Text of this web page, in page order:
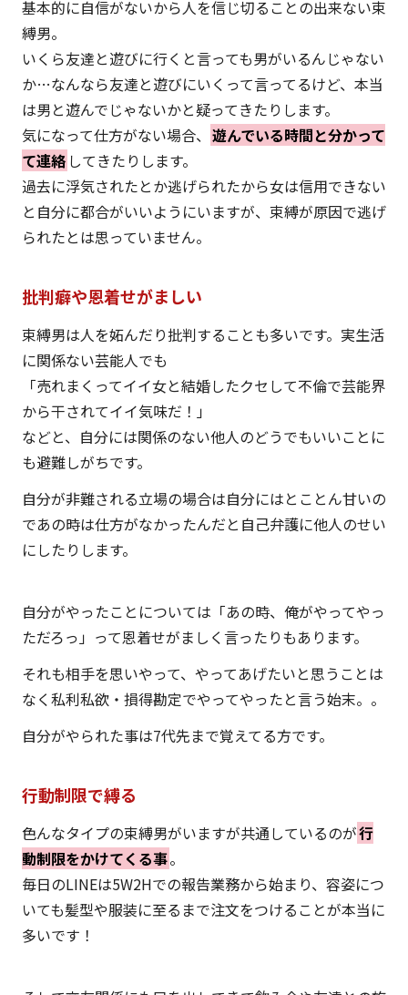
基本的に自信がないから人を信じ切ることの出来ない束
縛男。
いくら友達と遊びに行くと言っても男がいるんじゃない
か…なんなら友達と遊びにいくって言ってるけど、本当
は男と遊んでじゃないかと疑ってきたりします。
気になって仕方がない場合、 遊んでいる時間と分かって
て連絡 してきたりします。
過去に浮気されたとか逃げられたから女は信用できない
と自分に都合がいいようにいますが、束縛が原因で逃げ
られたとは思っていません。
批判癖や恩着せがましい
束縛男は人を妬んだり批判することも多いです。実生活
に関係ない芸能人でも
「売れまくってイイ女と結婚したクセして不倫で芸能界
から干されてイイ気味だ！」
などと、自分には関係のない他人のどうでもいいことに
も避難しがちです。
自分が非難される立場の場合は自分にはとことん甘いの
であの時は仕方がなかったんだと自己弁護に他人のせい
にしたりします。
自分がやったことについては「あの時、俺がやってやっ
ただろっ」って恩着せがましく言ったりもあります。
それも相手を思いやって、やってあげたいと思うことは
なく私利私欲・損得勘定でやってやったと言う始末。。
自分がやられた事は7代先まで覚えてる方です。
行動制限で縛る
色んなタイプの束縛男がいますが共通しているのが行
動制限をかけてくる事。
毎日のLINEは5W2Hでの報告業務から始まり、容姿につ
いても髪型や服装に至るまで注文をつけることが本当に
多いです！